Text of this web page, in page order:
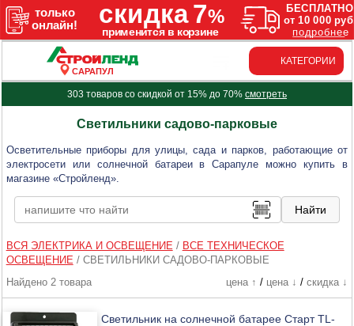
САРАПУЛ
КАТЕГОРИИ
303 товаров со скидкой от 15% до 70% смотреть
Светильники садово-парковые
Осветительные приборы для улицы, сада и парков, работающие от
электросети или солнечной батареи в Сарапуле можно купить в
магазине «Стройленд».
ВСЯ ЭЛЕКТРИКА И ОСВЕЩЕНИЕ / ВСЕ ТЕХНИЧЕСКОЕ
ОСВЕЩЕНИЕ / СВЕТИЛЬНИКИ САДОВО-ПАРКОВЫЕ
Найдено 2 товара
цена ↑ / цена ↓ / скидка ↓
Светильник на солнечной батарее Старт TL-